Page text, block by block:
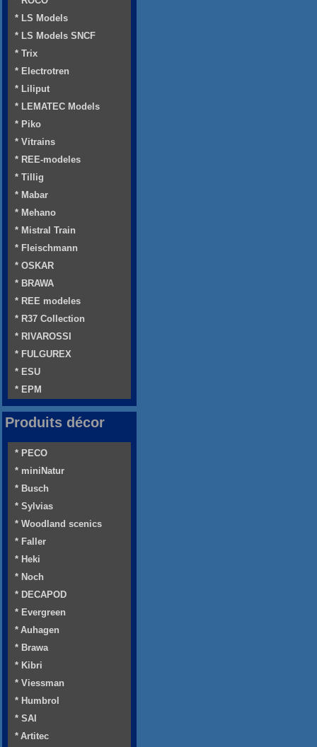
* LS Models
* LS Models SNCF
* Trix
* Electrotren
* Liliput
* LEMATEC Models
* Piko
* Vitrains
* REE-modeles
* Tillig
* Mabar
* Mehano
* Mistral Train
* Fleischmann
* OSKAR
* BRAWA
* REE modeles
* R37 Collection
* RIVAROSSI
* FULGUREX
* ESU
* EPM
Produits décor
* PECO
* miniNatur
* Busch
* Sylvias
* Woodland scenics
* Faller
* Heki
* Noch
* DECAPOD
* Evergreen
* Auhagen
* Brawa
* Kibri
* Viessman
* Humbrol
* SAI
* Artitec